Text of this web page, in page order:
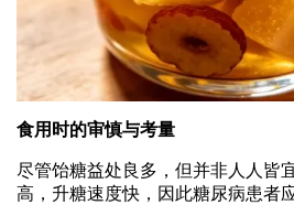
食用时的审慎与考量
尽管饴糖益处良多，但并非人人皆
高，升糖速度快，因此糖尿病患者